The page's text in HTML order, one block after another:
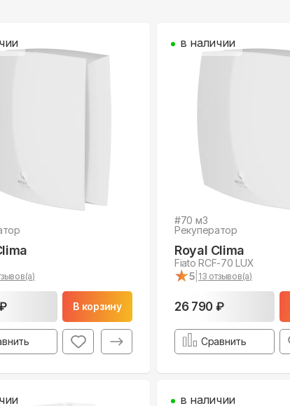
В корзину
#70 м3
Рекуператор
Royal Clima
Fiato RCF-70 LUX
★
★5 13 отзывов(а)
26 790 ₽
в наличии
Сравнить
в наличии